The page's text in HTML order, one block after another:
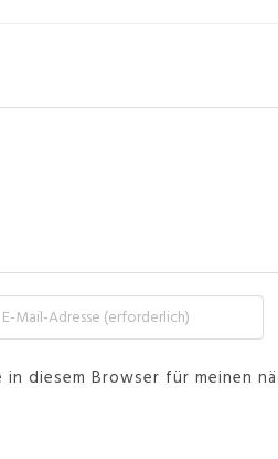
diesem Browser für meinen